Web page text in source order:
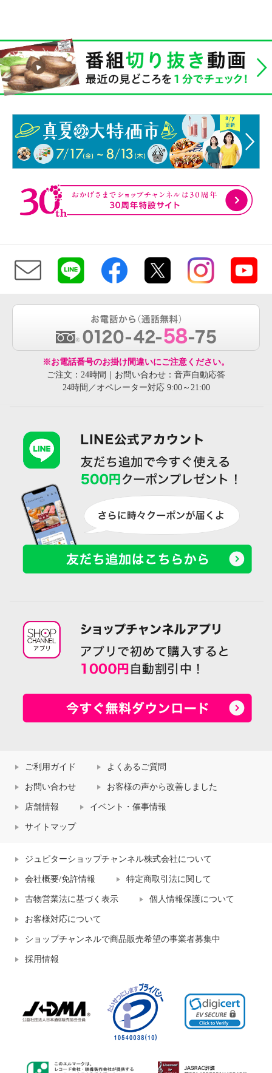
※お電話番号のお掛け間違いにご注意ください。
ご注文：24時間｜お問い合わせ：音声自動応答
24時間／オペレーター対応 9:00～21:00
ご利用ガイド よくあるご質問
お問い合わせ お客様の声から改善しました
店舗情報 イベント・催事情報
サイトマップ
ジュピターショップチャンネル株式会社について
会社概要/免許情報 特定商取引法に関して
古物営業法に基づく表示 個人情報保護について
お客様対応について
ショップチャンネルで商品販売希望の事業者募集中
採用情報